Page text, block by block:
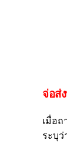
จ่อส่
เมื่อ
ระบุ